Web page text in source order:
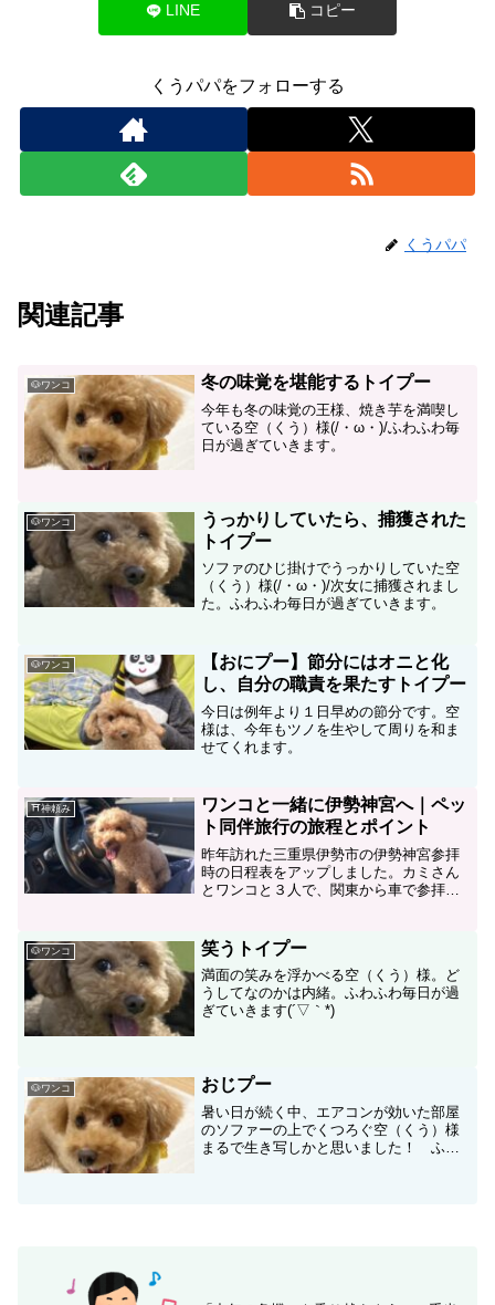
LINE コピー
くうパパをフォローする
くうパパ
関連記事
🐶ワンコ 冬の味覚を堪能するトイプー
今年も冬の味覚の王様、焼き芋を満喫し
ている空（くう）様(/・ω・)/ふわふわ毎
日が過ぎていきます。
🐶ワンコ
うっかりしていたら、捕獲された
トイプー
ソファのひじ掛けでうっかりしていた空
（くう）様(/・ω・)/次女に捕獲されまし
た。ふわふわ毎日が過ぎていきます。
🐶ワンコ
【おにプー】節分にはオニと化
し、自分の職責を果たすトイプー
今日は例年より１日早めの節分です。空
様は、今年もツノを生やして周りを和ま
せてくれます。
⛩神頼み
ワンコと一緒に伊勢神宮へ｜ペッ
ト同伴旅行の旅程とポイント
昨年訪れた三重県伊勢市の伊勢神宮参拝
時の日程表をアップしました。カミさん
とワンコと３人で、関東から車で参拝し
コを預ける場所や、参拝順序など参考に
なれば幸いです。
🐶ワンコ 笑うトイプー
満面の笑みを浮かべる空（くう）様。ど
うしてなのかは内緒。ふわふわ毎日が過
ぎていきます(´▽｀*)
🐶ワンコ おじプー
暑い日が続く中、エアコンが効いた部屋
のソファーの上でくつろぐ空（くう）様
まるで生き写しかと思いました！ ふわ